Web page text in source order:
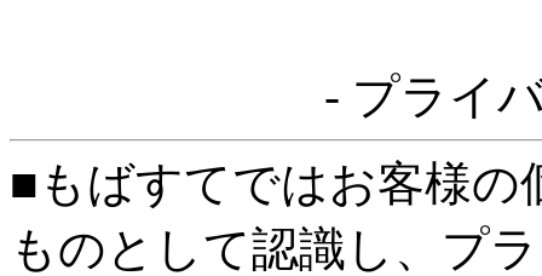
- プライ
■もばすてではお客様の
ものとして認識し、プ